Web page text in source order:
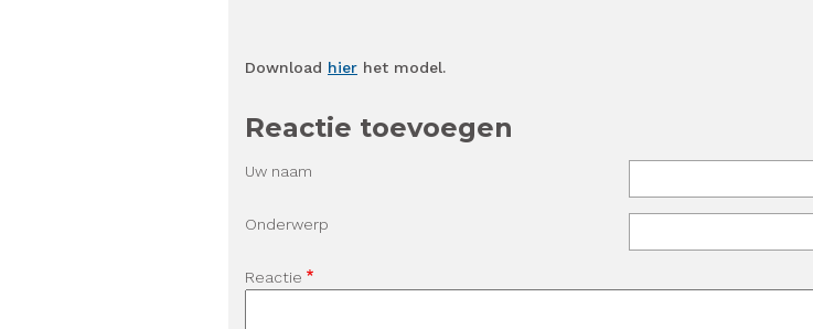
Download hier het model.
Reactie toevoegen
Uw naam
Onderwerp
Reactie